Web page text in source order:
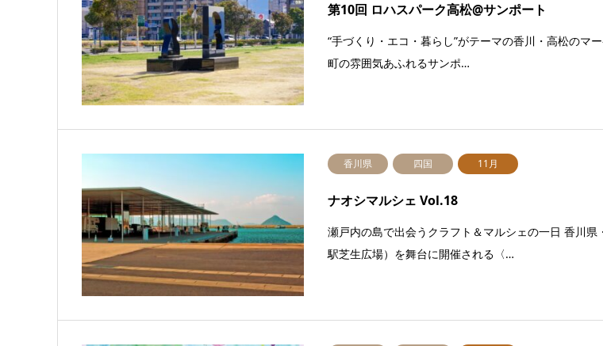
第10回 ロハスパーク高松@サンポート
“手づくり・エコ・暮らし”がテーマの香川・高松のマ
町の雰囲気あふれるサンポ…
香川県 四国 11月
ナオシマルシェ Vol.18
瀬戸内の島で出会うクラフト＆マルシェの一日 香川県
駅芝生広場）を舞台に開催される〈…